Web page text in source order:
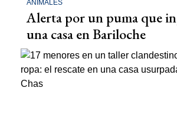
ANIMALES
Alerta por un puma que
una casa en Bariloche